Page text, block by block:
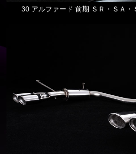
30 アルファード 前期 ＳＲ・ＳＡ